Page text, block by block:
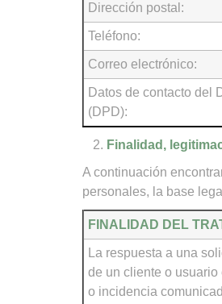
Dirección postal:
Teléfono:
Correo electrónico:
Datos de contacto del
(DPD):
Finalidad,
A continuación
personales, la base
FINALIDAD DEL
La respuesta a una
de un cliente o
o incidencia